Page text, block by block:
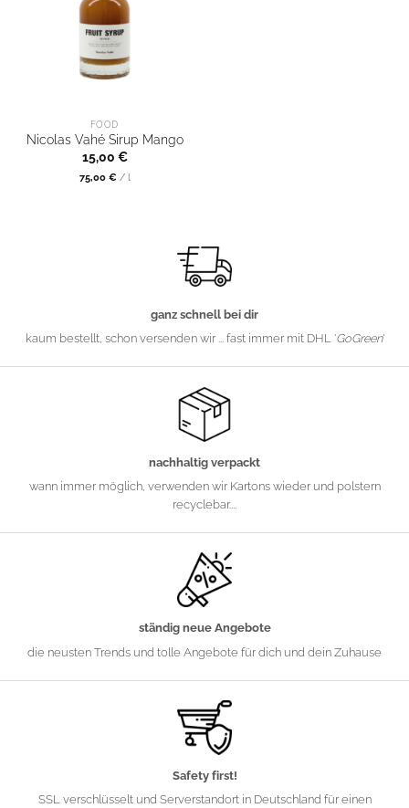
FOOD
Nicolas Vahé Sirup Mango
15,00 €
75,00 € / l
ganz schnell bei dir
kaum bestellt, schon versenden wir ... fast immer mit DHL 'GoGreen'
nachhaltig verpackt
wann immer möglich, verwenden wir Kartons wieder und polstern
recyclebar....
ständig neue Angebote
die neusten Trends und tolle Angebote für dich und dein Zuhause
Safety first!
SSL verschlüsselt und Serverstandort in Deutschland für einen